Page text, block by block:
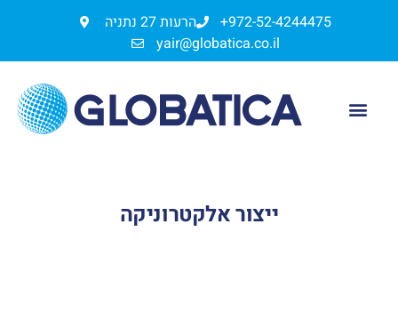
+972-52-4244475
הרעות 27 נתניה
yair@globatica.co.il
ייצור אלקטרוניקה